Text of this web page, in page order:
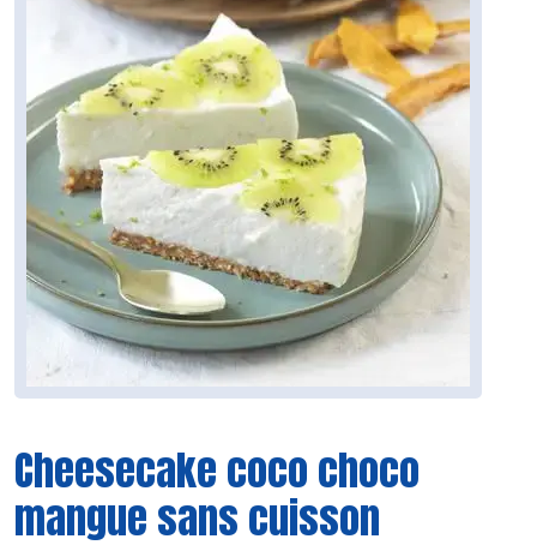
Cheesecake coco choco
mangue sans cuisson